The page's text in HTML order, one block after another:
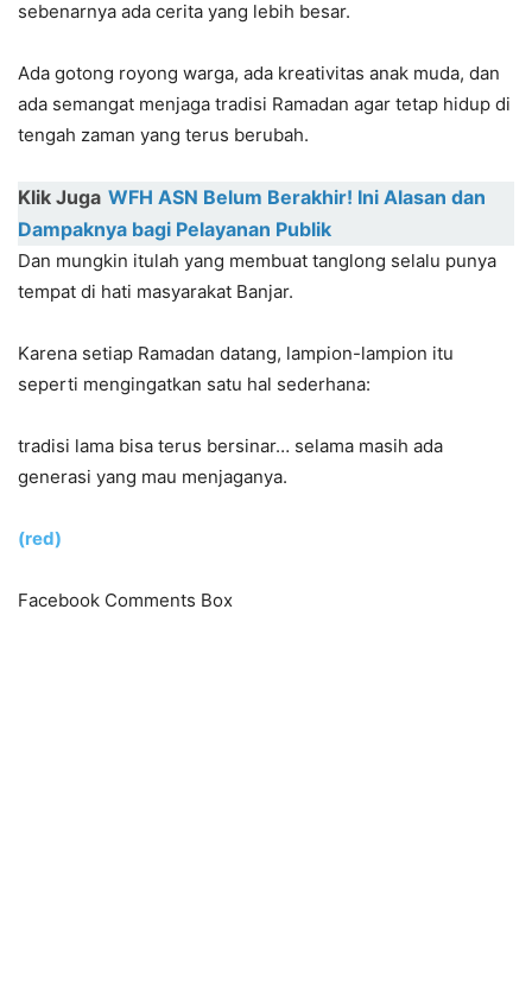
sebenarnya ada cerita yang lebih besar.
Ada gotong royong warga, ada kreativitas anak muda, dan
ada semangat menjaga tradisi Ramadan agar tetap hidup di
tengah zaman yang terus berubah.
Klik Juga WFH ASN Belum Berakhir! Ini Alasan dan
Dampaknya bagi Pelayanan Publik
Dan mungkin itulah yang membuat tanglong selalu punya
tempat di hati masyarakat Banjar.
Karena setiap Ramadan datang, lampion-lampion itu
seperti mengingatkan satu hal sederhana:
tradisi lama bisa terus bersinar… selama masih ada
generasi yang mau menjaganya.
(red)
Facebook Comments Box